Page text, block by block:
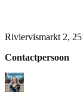
Riviervismarkt 2,
Contactpersoon